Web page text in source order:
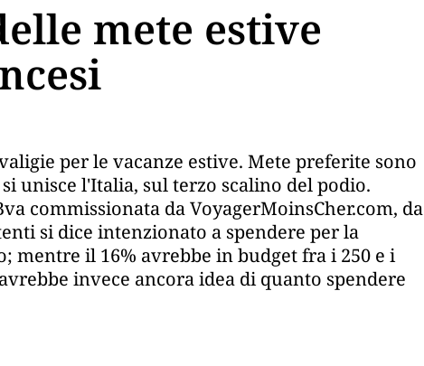
mete estive
per le vacanze estive. Mete preferite sono
unisce l'Italia, sul terzo scalino del podio.
commissionata da VoyagerMoinsCher.com, da
si dice intenzionato a spendere per la
mentre il 16% avrebbe in budget fra i 250 e i
invece ancora idea di quanto spendere